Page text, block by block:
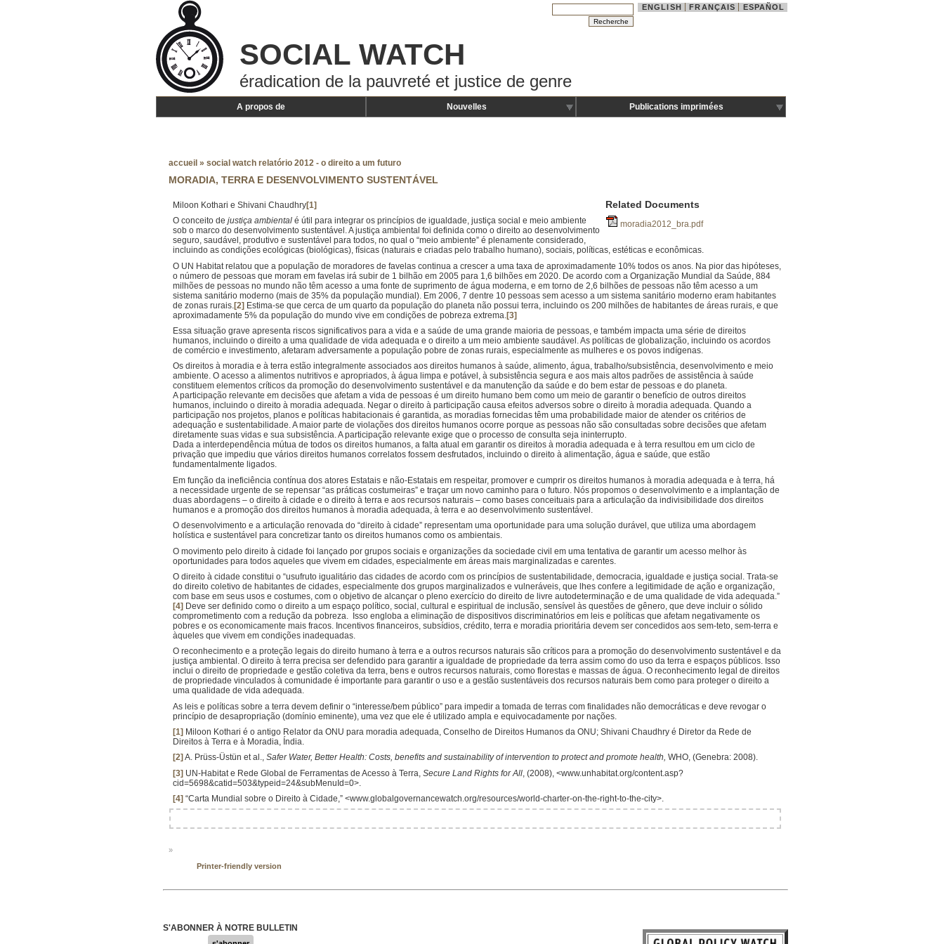
ENGLISH FRANÇAIS ESPAÑOL
SOCIAL WATCH
éradication de la pauvreté et justice de genre
A propos de Nouvelles Publications imprimées
accueil » social watch relatório 2012 - o direito a um futuro
MORADIA, TERRA E DESENVOLVIMENTO SUSTENTÁVEL
Related Documents
moradia2012_bra.pdf
Miloon Kothari e Shivani Chaudhry[1]
O conceito de justiça ambiental é útil para integrar os princípios de igualdade, justiça social e meio ambiente
sob o marco do desenvolvimento sustentável. A justiça ambiental foi definida como o direito ao desenvolvimento
seguro, saudável, produtivo e sustentável para todos, no qual o “meio ambiente” é plenamente considerado,
incluindo as condições ecológicas (biológicas), físicas (naturais e criadas pelo trabalho humano), sociais, políticas, estéticas e econômicas.
O UN Habitat relatou que a população de moradores de favelas continua a crescer a uma taxa de aproximadamente 10% todos os anos. Na pior das hipóteses,
o número de pessoas que moram em favelas irá subir de 1 bilhão em 2005 para 1,6 bilhões em 2020. De acordo com a Organização Mundial da Saúde, 884
milhões de pessoas no mundo não têm acesso a uma fonte de suprimento de água moderna, e em torno de 2,6 bilhões de pessoas não têm acesso a um
sistema sanitário moderno (mais de 35% da população mundial). Em 2006, 7 dentre 10 pessoas sem acesso a um sistema sanitário moderno eram habitantes
de zonas rurais. [2]Estima-se que cerca de um quarto da população do planeta não possui terra, incluindo os 200 milhões de habitantes de áreas rurais, e que
aproximadamente 5% da população do mundo vive em condições de pobreza extrema. [3]
Essa situação grave apresenta riscos significativos para a vida e a saúde de uma grande maioria de pessoas, e também impacta uma série de direitos
humanos, incluindo o direito a uma qualidade de vida adequada e o direito a um meio ambiente saudável. As políticas de globalização, incluindo os acordos
de comércio e investimento, afetaram adversamente a população pobre de zonas rurais, especialmente as mulheres e os povos indígenas.
Os direitos à moradia e à terra estão integralmente associados aos direitos humanos à saúde, alimento, água, trabalho/subsistência, desenvolvimento e meio
ambiente. O acesso a alimentos nutritivos e apropriados, à água limpa e potável, à subsistência segura e aos mais altos padrões de assistência à saúde
constituem elementos críticos da promoção do desenvolvimento sustentável e da manutenção da saúde e do bem estar de pessoas e do planeta.
A participação relevante em decisões que afetam a vida de pessoas é um direito humano bem como um meio de garantir o benefício de outros direitos
humanos, incluindo o direito à moradia adequada. Negar o direito à participação causa efeitos adversos sobre o direito à moradia adequada. Quando a
participação nos projetos, planos e políticas habitacionais é garantida, as moradias fornecidas têm uma probabilidade maior de atender os critérios de
adequação e sustentabilidade. A maior parte de violações dos direitos humanos ocorre porque as pessoas não são consultadas sobre decisões que afetam
diretamente suas vidas e sua subsistência. A participação relevante exige que o processo de consulta seja ininterrupto.
Dada a interdependência mútua de todos os direitos humanos, a falta atual em garantir os direitos à moradia adequada e à terra resultou em um ciclo de
privação que impediu que vários direitos humanos correlatos fossem desfrutados, incluindo o direito à alimentação, água e saúde, que estão
fundamentalmente ligados.
Em função da ineficiência contínua dos atores Estatais e não-Estatais em respeitar, promover e cumprir os direitos humanos à moradia adequada e à terra, há
a necessidade urgente de se repensar “as práticas costumeiras” e traçar um novo caminho para o futuro. Nós propomos o desenvolvimento e a implantação de
duas abordagens – o direito à cidade e o direito à terra e aos recursos naturais – como bases conceituais para a articulação da indivisibilidade dos direitos
humanos e a promoção dos direitos humanos à moradia adequada, à terra e ao desenvolvimento sustentável.
O desenvolvimento e a articulação renovada do “direito à cidade” representam uma oportunidade para uma solução durável, que utiliza uma abordagem
holística e sustentável para concretizar tanto os direitos humanos como os ambientais.
O movimento pelo direito à cidade foi lançado por grupos sociais e organizações da sociedade civil em uma tentativa de garantir um acesso melhor às
oportunidades para todos aqueles que vivem em cidades, especialmente em áreas mais marginalizadas e carentes.
O direito à cidade constitui o “usufruto igualitário das cidades de acordo com os princípios de sustentabilidade, democracia, igualdade e justiça social. Trata-se
do direito coletivo de habitantes de cidades, especialmente dos grupos marginalizados e vulneráveis, que lhes confere a legitimidade de ação e organização,
com base em seus usos e costumes, com o objetivo de alcançar o pleno exercício do direito de livre autodeterminação e de uma qualidade de vida adequada.”
[4] Deve ser definido como o direito a um espaço político, social, cultural e espiritual de inclusão, sensível às questões de gênero, que deve incluir o sólido
comprometimento com a redução da pobreza. Isso engloba a eliminação de dispositivos discriminatórios em leis e políticas que afetam negativamente os
pobres e os economicamente mais fracos. Incentivos financeiros, subsídios, crédito, terra e moradia prioritária devem ser concedidos aos sem-teto, sem-terra e
àqueles que vivem em condições inadequadas.
O reconhecimento e a proteção legais do direito humano à terra e a outros recursos naturais são críticos para a promoção do desenvolvimento sustentável e da
justiça ambiental. O direito à terra precisa ser defendido para garantir a igualdade de propriedade da terra assim como do uso da terra e espaços públicos. Isso
inclui o direito de propriedade e gestão coletiva da terra, bens e outros recursos naturais, como florestas e massas de água. O reconhecimento legal de direitos
de propriedade vinculados à comunidade é importante para garantir o uso e a gestão sustentáveis dos recursos naturais bem como para proteger o direito a
uma qualidade de vida adequada.
As leis e políticas sobre a terra devem definir o “interesse/bem público” para impedir a tomada de terras com finalidades não democráticas e deve revogar o
princípio de desapropriação (domínio eminente), uma vez que ele é utilizado ampla e equivocadamente por nações.
[1] Miloon Kothari é o antigo Relator da ONU para moradia adequada, Conselho de Direitos Humanos da ONU; Shivani Chaudhry é Diretor da Rede de
Direitos à Terra e à Moradia, Índia.
[2] A. Prüss-Üstün et al., Safer Water, Better Health: Costs, benefits and sustainability of intervention to protect and promote health, WHO, (Genebra: 2008).
[3]UN-Habitat e Rede Global de Ferramentas de Acesso à Terra, Secure Land Rights for All, (2008), <www.unhabitat.org/content.asp?
cid=5698&catid=503&typeid=24&subMenuId=0>.
[4] “Carta Mundial sobre o Direito à Cidade,” <www.globalgovernancewatch.org/resources/world-charter-on-the-right-to-the-city>.
»
Printer-friendly version
S'ABONNER À NOTRE BULLETIN